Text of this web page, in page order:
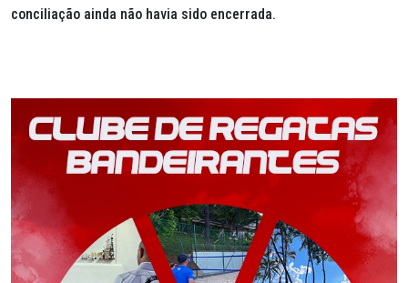
conciliação ainda não havia sido encerrada.